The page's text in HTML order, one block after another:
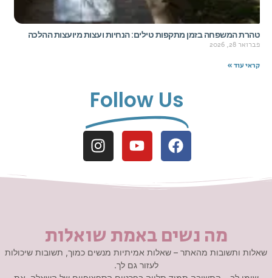
טהרת המשפחה בזמן מתקפות טילים: הנחיות ועצות מיועצות ההלכה
פברואר 28, 2026
קראי עוד »
Follow Us
מה נשים באמת שואלות
שאלות ותשובות מהאתר – שאלות אמיתיות מנשים כמוך, תשובות שיכולות
לעזור גם לך.